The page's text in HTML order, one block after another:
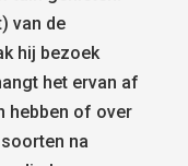
van de
hij bezoek
het ervan af
hebben of over
na